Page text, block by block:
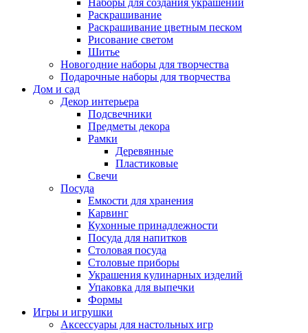
Наборы для создания украшений
Раскрашивание
Раскрашивание цветным песком
Рисование светом
Шитье
Новогодние наборы для творчества
Подарочные наборы для творчества
Дом и сад
Декор интерьера
Подсвечники
Предметы декора
Рамки
Деревянные
Пластиковые
Свечи
Посуда
Емкости для хранения
Карвинг
Кухонные принадлежности
Посуда для напитков
Столовая посуда
Столовые приборы
Украшения кулинарных изделий
Упаковка для выпечки
Формы
Игры и игрушки
Аксессуары для настольных игр